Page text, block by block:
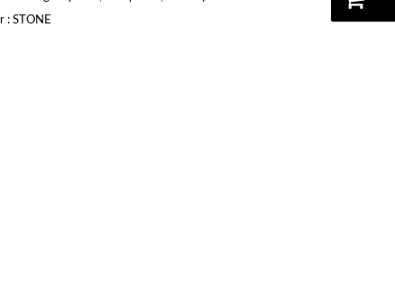
: STONE